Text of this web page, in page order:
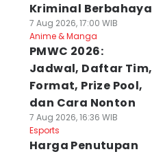
Kriminal Berbahaya
7 Aug 2026, 17:00 WIB
Anime & Manga
PMWC 2026:
Jadwal, Daftar Tim,
Format, Prize Pool,
dan Cara Nonton
7 Aug 2026, 16:36 WIB
Esports
Harga Penutupan